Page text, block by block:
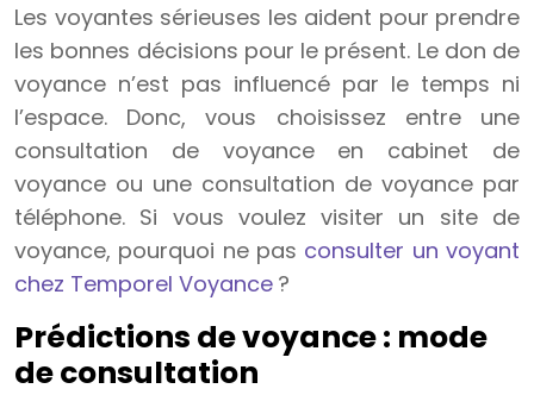
Les voyantes sérieuses les aident pour prendre
les bonnes décisions pour le présent. Le don de
voyance n’est pas influencé par le temps ni
l’espace. Donc, vous choisissez entre une
consultation de voyance en cabinet de
voyance ou une consultation de voyance par
téléphone. Si vous voulez visiter un site de
voyance, pourquoi ne pas consulter un voyant
chez Temporel Voyance ?
Prédictions de voyance : mode
de consultation